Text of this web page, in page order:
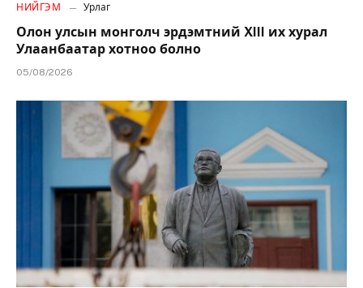
НИЙГЭМ Урлаг
Олон улсын монголч эрдэмтний XIII их хурал
Улаанбаатар хотноо болно
05/08/2026